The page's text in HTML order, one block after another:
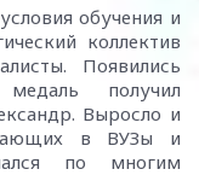
обучения и
коллектив
Появились
получил
Выросло и
в ВУЗы и
по многим